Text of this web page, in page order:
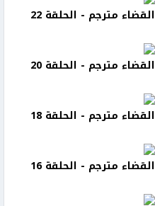
القضاء مترجم - الحلقة 22
القضاء مترجم - الحلقة 20
القضاء مترجم - الحلقة 18
القضاء مترجم - الحلقة 16